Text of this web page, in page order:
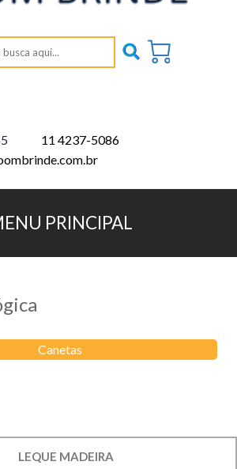
11 4237-5086
Canetas
LEQUE MADEIRA